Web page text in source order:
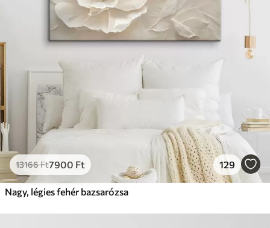
13166Ft7900 Ft 129
Nagy, légies fehér bazsarózsa